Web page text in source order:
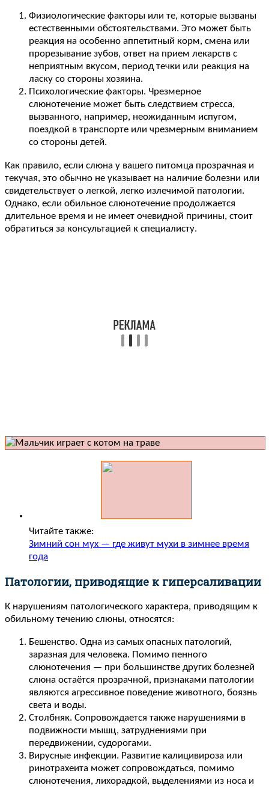
Физиологические факторы или те, которые вызваны
естественными обстоятельствами. Это может быть
реакция на особенно аппетитный корм, смена или
прорезывание зубов, ответ на прием лекарств с
неприятным вкусом, период течки или реакция на
ласку со стороны хозяина.
Психологические факторы. Чрезмерное
слюнотечение может быть следствием стресса,
вызванного, например, неожиданным испугом,
поездкой в транспорте или чрезмерным вниманием
со стороны детей.
Как правило, если слюна у вашего питомца прозрачная и
текучая, это обычно не указывает на наличие болезни или
свидетельствует о легкой, легко излечимой патологии.
Однако, если обильное слюнотечение продолжается
длительное время и не имеет очевидной причины, стоит
обратиться за консультацией к специалисту.
Читайте также:
Зимний сон мух — где живут мухи в зимнее время
года
Патологии, приводящие к гиперсаливации
К нарушениям патологического характера, приводящим к
обильному течению слюны, относятся:
Бешенство. Одна из самых опасных патологий,
заразная для человека. Помимо пенного
слюнотечения — при большинстве других болезней
слюна остаётся прозрачной, признаками патологии
являются агрессивное поведение животного, боязнь
света и воды.
Столбняк. Сопровождается также нарушениями в
подвижности мышц, затруднениями при
передвижении, судорогами.
Вирусные инфекции. Развитие калицивироза или
ринотрахеита может сопровождаться, помимо
слюнотечения, лихорадкой, выделениями из носа и